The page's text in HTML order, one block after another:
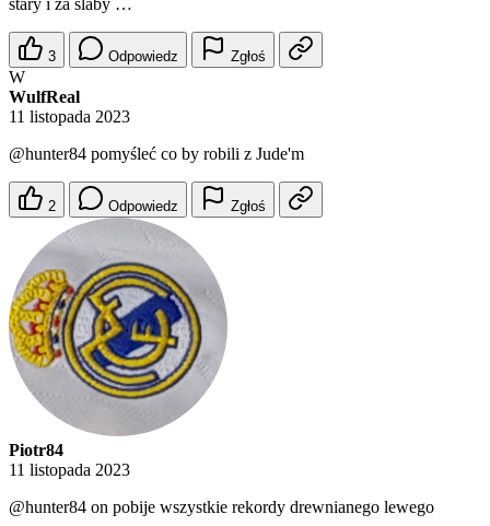
stary i za slaby …
3 Odpowiedz Zgłoś
W
WulfReal
11 listopada 2023
@hunter84 pomyśleć co by robili z Jude'm
2 Odpowiedz Zgłoś
Piotr84
11 listopada 2023
@hunter84 on pobije wszystkie rekordy drewnianego lewego